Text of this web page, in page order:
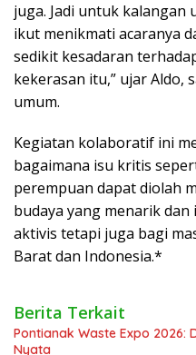
juga. Jadi untuk kalangan
ikut menikmati acaranya
sedikit kesadaran
kekerasan itu,” ujar Aldo,
umum.
Kegiatan kolaboratif ini
bagaimana isu kritis
perempuan dapat diolah
budaya yang menarik
aktivis tetapi juga bagi
Barat dan Indonesia.*
Berita Terkait
Pontianak Waste Expo 2026:
Nyata